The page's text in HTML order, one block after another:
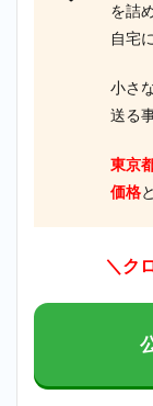
を詰
自宅
小さ
送る
東京
価格
＼ク